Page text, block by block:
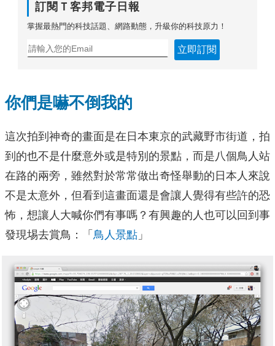
訂閱Ｔ客邦電子日報
掌握最熱門的科技話題、網路動態，升級你的科技原力！
立即訂閱
你們是嚇不倒我的
這次拍到神奇的畫面是在日本東京的武藏野市街道，拍
到的也不是什麼意外或是特別的景點，而是八個鳥人站
在路的兩旁，雖然對於常常做出奇怪舉動的日本人來說
不是太意外，但看到這畫面還是會讓人覺得有些許的恐
怖，想讓人大喊你們有事嗎？有興趣的人也可以回到事
發現埸去賞鳥：「 鳥人景點 」